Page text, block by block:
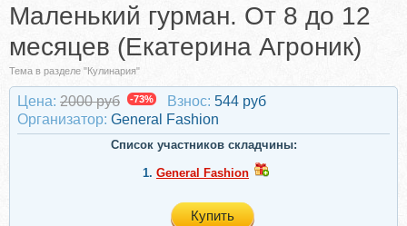
Маленький гурман. От 8 до 12
месяцев (Екатерина Агроник)
Тема в разделе "Кулинария"
Цена: 2000 руб -73% Взнос: 544 руб
Организатор: General Fashion
Список участников складчины:
1. General Fashion
Купить